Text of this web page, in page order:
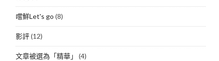
嚐鮮Let's go (8)
影評(12)
文章被選為「精華」 (4)